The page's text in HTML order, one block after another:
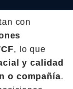
con
, lo que
y calidad
o compañía.